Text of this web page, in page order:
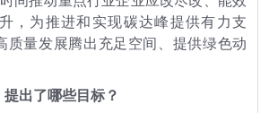
，为推进和实现碳达峰提供有力支
质量发展腾出充足空间、提供绿色动
出了哪些目标？